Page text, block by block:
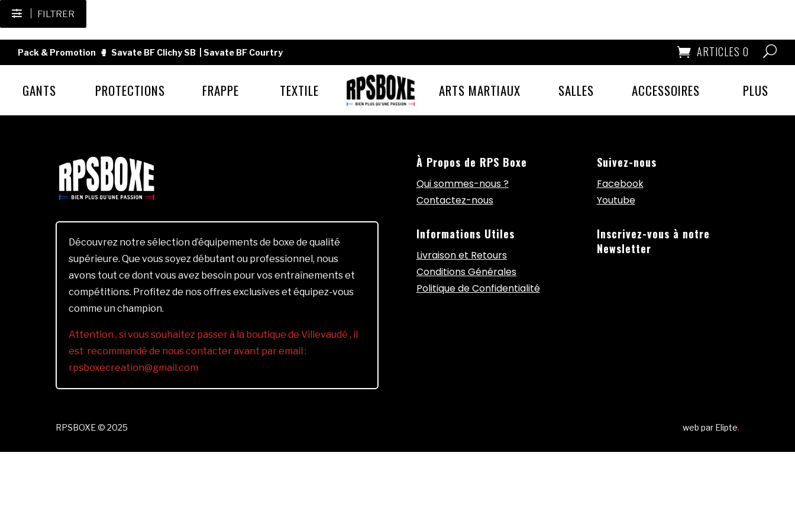
FILTRER
Pack & Promotion 🥊 Savate BF Clichy SB Savate BF Courtry ARTICLES 0
GANTS PROTECTIONS FRAPPE TEXTILE ARTS MARTIAUX SALLES ACCESSOIRES PLUS
Découvrez notre sélection d’équipements de boxe de qualité
supérieure. Que vous soyez débutant ou professionnel, nous
avons tout ce dont vous avez besoin pour vos entraînements et
compétitions. Profitez de nos offres exclusives et équipez-vous
comme un champion.
Attention , si vous souhaitez passer à la boutique de Villevaudé , il
est recommandé de nous contacter avant par email :
rpsboxecreation@gmail.com
À Propos de RPS Boxe
Qui sommes-nous ?
Contactez-nous
Informations Utiles
Livraison et Retours
Conditions Générales
Politique de Confidentialité
Suivez-nous
Facebook
Youtube
Inscrivez-vous à notre
Newsletter
RPSBOXE © 2025 web par Elipte.